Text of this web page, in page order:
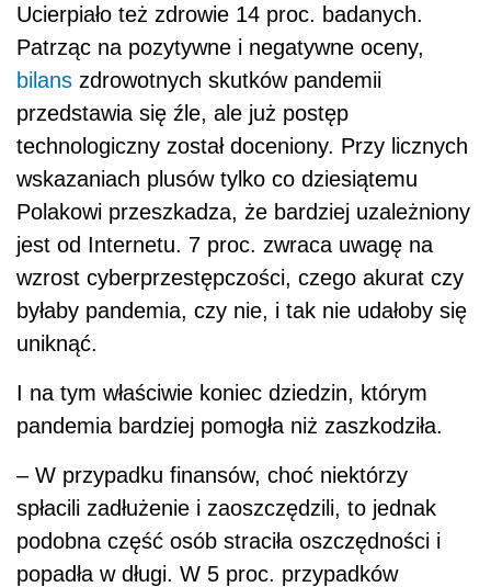
Ucierpiało też zdrowie 14 proc. badanych.
Patrząc na pozytywne i negatywne oceny,
bilans zdrowotnych skutków pandemii
przedstawia się źle, ale już postęp
technologiczny został doceniony. Przy licznych
wskazaniach plusów tylko co dziesiątemu
Polakowi przeszkadza, że bardziej uzależniony
jest od Internetu. 7 proc. zwraca uwagę na
wzrost cyberprzestępczości, czego akurat czy
byłaby pandemia, czy nie, i tak nie udałoby się
uniknąć.
I na tym właściwie koniec dziedzin, którym
pandemia bardziej pomogła niż zaszkodziła.
– W przypadku finansów, choć niektórzy
spłacili zadłużenie i zaoszczędzili, to jednak
podobna część osób straciła oszczędności i
popadła w długi. W 5 proc. przypadków